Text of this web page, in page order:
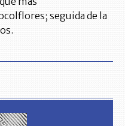
seguida de la